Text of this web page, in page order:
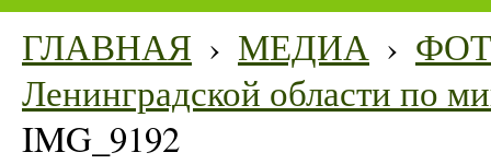
ГЛАВНАЯ › МЕДИА ›
Ленинградской области по
IMG_9192